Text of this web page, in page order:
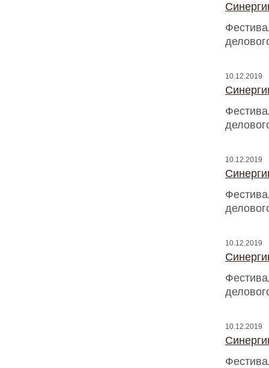
10.12.2019
10.12.2019
10.12.2019
10.12.2019